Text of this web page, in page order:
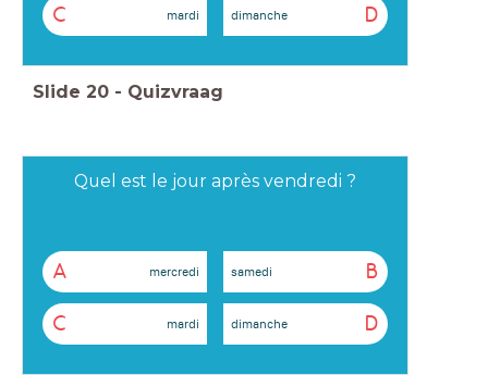
C mardi D
dimanche
Slide 20 - Quizvraag
Quel est le jour après vendredi ?
A mercredi B
samedi
C mardi D
dimanche